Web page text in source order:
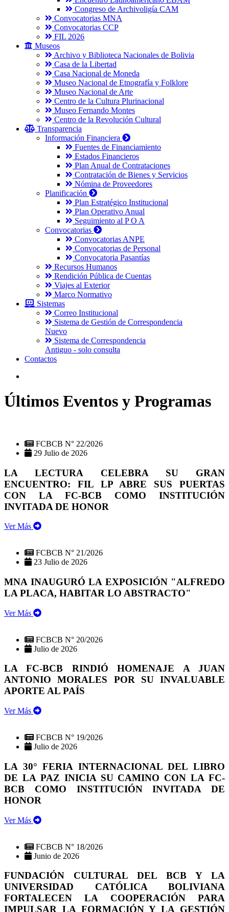
Congreso de Archivoligía CAM
Convocatorias MNA
Convocatorias CCP
FIL 2026
Museos
Archivo y Biblioteca Nacionales de Bolivia
Casa de la Libertad
Casa Nacional de Moneda
Museo Nacional de Etnografía y Folklore
Museo Nacional de Arte
Centro de la Cultura Plurinacional
Museo Fernando Montes
Centro de la Revolución Cultural
Transparencia
Información Financiera
Fuentes de Financiamiento
Estados Financieros
Plan Anual de Contrataciones
Contratación de Bienes y Servicios
Nómina de Proveedores
Planificación
Plan Estratégico Institucional
Plan Operativo Anual
Seguimiento al P O A
Convocatorias
Convocatorias ANPE
Convocatorias de Personal
Convocatoria Pasantías
Recursos Humanos
Rendición Pública de Cuentas
Viajes al Exterior
Marco Normativo
Sistemas
Correo Institucional
Sistema de Gestión de Correspondencia
Nuevo
Sistema de Correspondencia
Antiguo - solo consulta
Contactos
Últimos Eventos y Programas
FCBCB N° 22/2026
29 Julio de 2026
LA LECTURA CELEBRA SU GRAN
ENCUENTRO: FIL LP ABRE SUS PUERTAS
CON LA FC-BCB COMO INSTITUCIÓN
INVITADA DE HONOR
Ver Más
FCBCB N° 21/2026
23 Julio de 2026
MNA INAUGURÓ LA EXPOSICIÓN "ALFREDO
LA PLACA, HABITAR LO ABSTRACTO"
Ver Más
FCBCB N° 20/2026
Julio de 2026
LA FC-BCB RINDIÓ HOMENAJE A JUAN
ANTONIO MORALES POR SU INVALUABLE
APORTE AL PAÍS
Ver Más
FCBCB N° 19/2026
Julio de 2026
LA 30° FERIA INTERNACIONAL DEL LIBRO
DE LA PAZ INICIA SU CAMINO CON LA FC-
BCB COMO INSTITUCIÓN INVITADA DE
HONOR
Ver Más
FCBCB N° 18/2026
Junio de 2026
FUNDACIÓN CULTURAL DEL BCB Y LA
UNIVERSIDAD CATÓLICA BOLIVIANA
FORTALECEN LA COOPERACIÓN PARA
IMPULSAR LA FORMACIÓN Y LA GESTIÓN